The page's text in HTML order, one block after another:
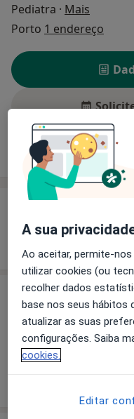
Pediatra · Mais
Porto 1 endereço
Experiência
Preços
Sem
Este especialista
A sua
Ao aceitar, permite-
utilizar cookies (ou
recolher dados
base nos seus hábitos
atualizar as suas
configurações. Saiba
cookies.
Editar